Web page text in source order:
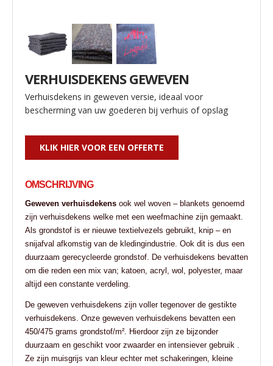
VERHUISDEKENS GEWEVEN
Verhuisdekens in geweven versie, ideaal voor
bescherming van uw goederen bij verhuis of opslag
KLIK HIER VOOR EEN OFFERTE
OMSCHRIJVING
Geweven verhuisdekens ook wel woven – blankets genoemd
zijn verhuisdekens welke met een weefmachine zijn gemaakt.
Als grondstof is er nieuwe textielvezels gebruikt, knip – en
snijafval afkomstig van de kledingindustrie. Ook dit is dus een
duurzaam gerecycleerde grondstof. De verhuisdekens bevatten
om die reden een mix van; katoen, acryl, wol, polyester, maar
altijd een constante verdeling.
De geweven verhuisdekens zijn voller tegenover de gestikte
verhuisdekens. Onze geweven verhuisdekens bevatten een
450/475 grams grondstof/m². Hierdoor zijn ze bijzonder
duurzaam en geschikt voor zwaarder en intensiever gebruik .
Ze zijn muisgrijs van kleur echter met schakeringen, kleine